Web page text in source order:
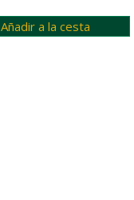
Añadir a la cesta